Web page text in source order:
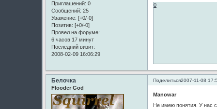
Приглашений: 0
Сообщений: 25
Уважение: [+0/-0]
Позитив: [+0/-0]
Провел на форуме:
6 часов 17 минут
Последний визит:
2008-02-09 16:06:29
0
Поделиться2007-11-08
Белочка
Flooder God
Manowar
Не имею понятия. У нас